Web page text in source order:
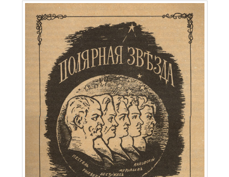
КУЛЬТУРА
ОБРАЗОВАНИЕ
ПРОСВЕЩЕНИЕ